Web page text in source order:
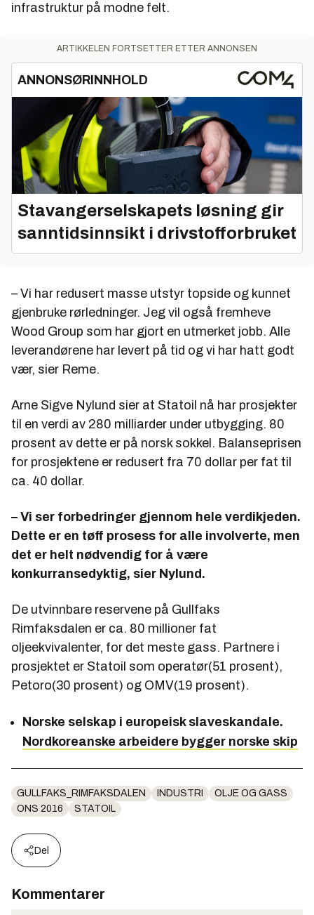
infrastruktur på modne felt.
ARTIKKELEN FORTSETTER ETTER ANNONSEN
ANNONSØRINNHOLD
Stavangerselskapets løsning gir
sanntidsinnsikt i drivstofforbruket
– Vi har redusert masse utstyr topside og kunnet
gjenbruke rørledninger. Jeg vil også fremheve
Wood Group som har gjort en utmerket jobb. Alle
leverandørene har levert på tid og vi har hatt godt
vær, sier Reme.
Arne Sigve Nylund sier at Statoil nå har prosjekter
til en verdi av 280 milliarder under utbygging. 80
prosent av dette er på norsk sokkel. Balanseprisen
for prosjektene er redusert fra 70 dollar per fat til
ca. 40 dollar.
– Vi ser forbedringer gjennom hele verdikjeden.
Dette er en tøff prosess for alle involverte, men
det er helt nødvendig for å være
konkurransedyktig, sier Nylund.
De utvinnbare reservene på Gullfaks
Rimfaksdalen er ca. 80 millioner fat
oljeekvivalenter, for det meste gass. Partnere i
prosjektet er Statoil som operatør(51 prosent),
Petoro(30 prosent) og OMV(19 prosent).
Norske selskap i europeisk slaveskandale.
Nordkoreanske arbeidere bygger norske skip
GULLFAKS_RIMFAKSDALEN INDUSTRI
OLJE OG GASS
ONS 2016
STATOIL
Del
Kommentarer